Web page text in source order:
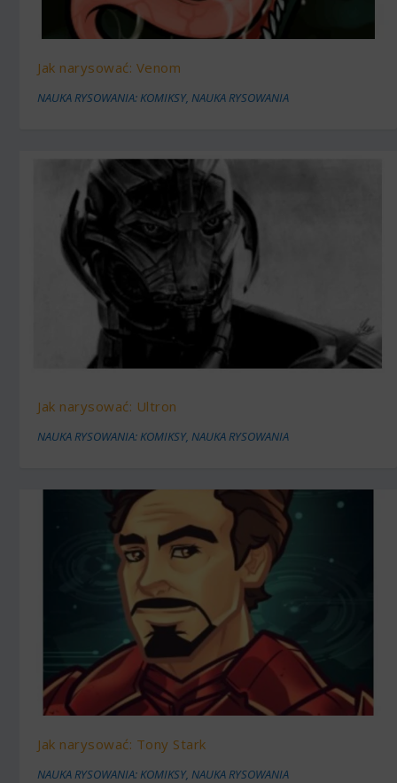
Jak narysować: Venom
NAUKA RYSOWANIA: KOMIKSY,NAUKA RYSOWANIA
Jak narysować: Ultron
NAUKA RYSOWANIA: KOMIKSY,NAUKA RYSOWANIA
Jak narysować: Tony Stark
NAUKA RYSOWANIA: KOMIKSY,NAUKA RYSOWANIA